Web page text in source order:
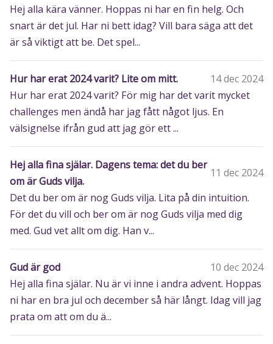
Hej alla kära vänner. Hoppas ni har en fin helg. Och
snart är det jul. Har ni bett idag? Vill bara säga att det
är så viktigt att be. Det spel...
Hur har erat 2024 varit? Lite om mitt.
14 dec 2024
Hur har erat 2024 varit? För mig har det varit mycket
challenges men ändå har jag fått något ljus. En
välsignelse ifrån gud att jag gör ett ...
Hej alla fina själar. Dagens tema: det du ber
om är Guds vilja.
11 dec 2024
Det du ber om är nog Guds vilja. Lita på din intuition.
För det du vill och ber om är nog Guds vilja med dig
med. Gud vet allt om dig. Han v...
Gud är god
10 dec 2024
Hej alla fina själar. Nu är vi inne i andra advent. Hoppas
ni har en bra jul och december så här långt. Idag vill jag
prata om att om du ä...